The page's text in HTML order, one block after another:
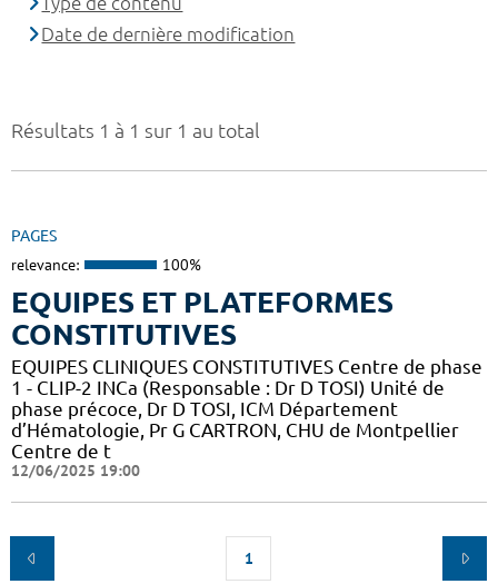
Résultats 1 à 1 sur 1 au total
PAGES
relevance: 100%
EQUIPES ET PLATEFORMES
CONSTITUTIVES
EQUIPES CLINIQUES CONSTITUTIVES Centre de phase
1 - CLIP-2 INCa (Responsable : Dr D TOSI) Unité de
phase précoce, Dr D TOSI, ICM Département
d’Hématologie, Pr G CARTRON, CHU de Montpellier
Centre de t
12/06/2025 19:00
1
Date de dernière modification